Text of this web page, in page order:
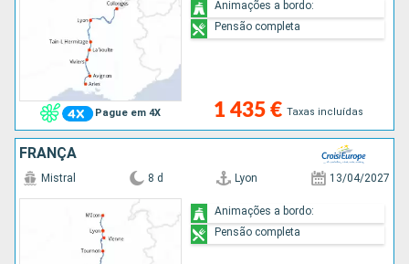
Pague em 4X 1 435 € Taxas incluídas
Animações a bordo:
Pensão completa
FRANÇA
Mistral 8 d Lyon 13/04/2027
Animações a bordo:
Pensão completa